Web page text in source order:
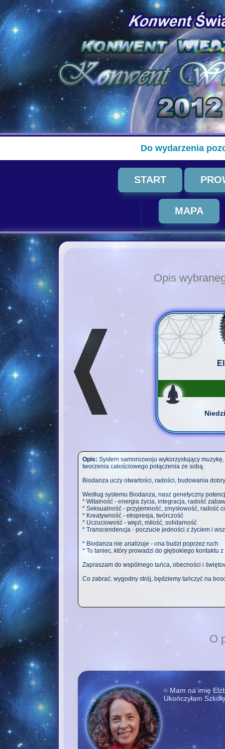
Do wydarzenia
START
MAPA
Opis
Opis: System samorozwoju wykorzystujący
tworzenia całościowego połączenia ze sobą.
Biodanza uczy otwartości, radości, budowania
Według systemu Biodanza, nasz genetyczny
* Witalność - energia życia, integracja, radość
* Seksualność - przyjemność, zmysłowość, radość
* Kreatywność - ekspresja, twórczość
* Uczuciowość - więzi, miłość, solidarność
* Transcendencja - poczucie jedności z życiem i
* Biodanza nie analizuje - ona budzi poprzez ruch
* To taniec, który prowadzi do głębokiego kontaktu
Zapraszam do wspólnego tańca, obecności i
Co zabrać: wygodny strój, będziemy tańczyć na
O
Mam na imię
Ukończyłam